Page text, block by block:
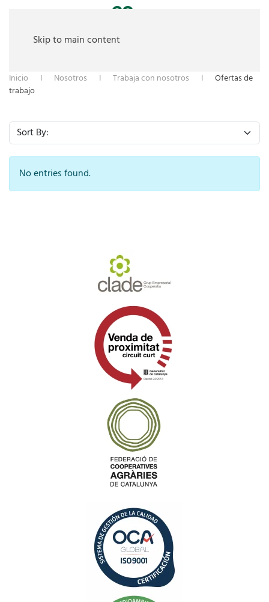
Skip to main content
Inicio Nosotros Trabaja con nosotros
Ofertas de
trabajo
No entries found.